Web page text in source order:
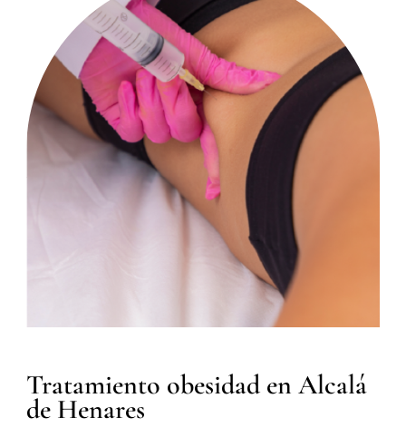
Tratamiento obesidad en Alcalá
de Henares